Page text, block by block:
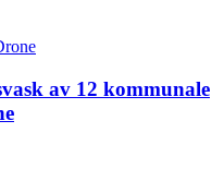
av 12 kommunale